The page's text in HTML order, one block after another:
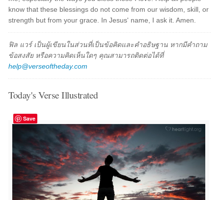
know that these blessings do not come from our wisdom, skill, or
strength but from your grace. In Jesus' name, I ask it. Amen.
ฟิล แวร์ เป็นผู้เขียนในส่วนที่เป็นข้อคิดและคำอธิษฐาน หากมีคำถาม
ข้อสงสัย หรือความคิดเห็นใดๆ คุณสามารถติดต่อได้ที่
help@verseoftheday.com
Today's Verse Illustrated
Save